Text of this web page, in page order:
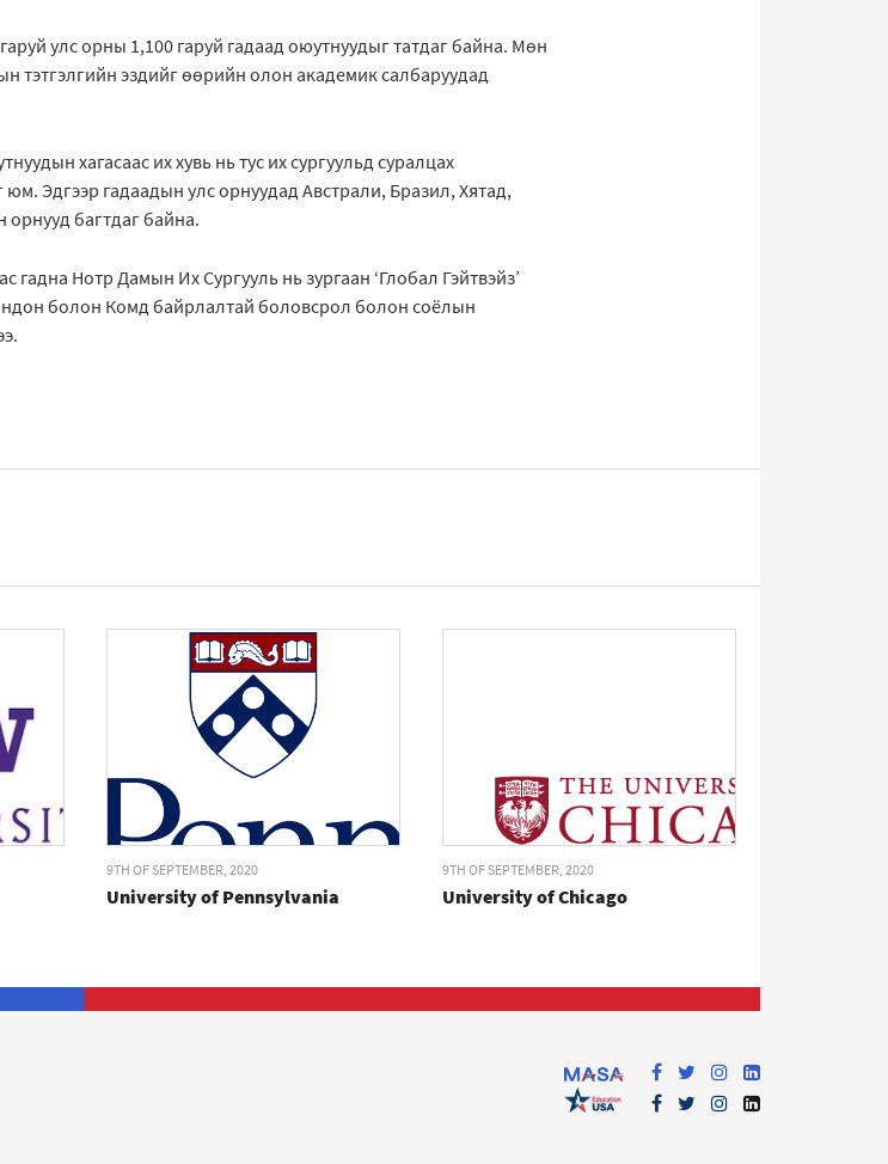
улс орны 1,100 гаруй гадаад оюутнуудыг татдаг байна. Мөн
тэтгэлгийн эздийг өөрийн олон академик салбаруудад
хагасаас их хувь нь тус их сургуульд суралцах
Эдгээр гадаадын улс орнуудад Австрали, Бразил, Хятад,
багтдаг байна.
гадна Нотр Дамын Их Сургууль нь зургаан ‘Глобал Гэйтвэйз’
болон Комд байрлалтай боловсрол болон соёлын
9TH OF SEPTEMBER, 2020
University of Pennsylvania
9TH OF SEPTEMBER, 2020
University of Chicago